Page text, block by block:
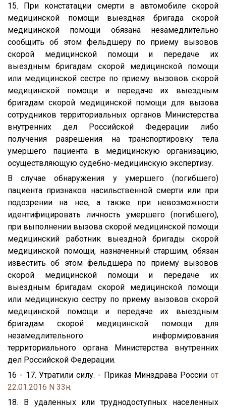
15. При констатации смерти в автомобиле скорой
медицинской помощи выездная бригада скорой
медицинской помощи обязана незамедлительно
сообщить об этом фельдшеру по приему вызовов
скорой медицинской помощи и передаче их
выездным бригадам скорой медицинской помощи
или медицинской сестре по приему вызовов скорой
медицинской помощи и передаче их выездным
бригадам скорой медицинской помощи для вызова
сотрудников территориальных органов Министерства
внутренних дел Российской Федерации либо
получения разрешения на транспортировку тела
умершего пациента в медицинскую организацию,
осуществляющую судебно-медицинскую экспертизу.
В случае обнаружения у умершего (погибшего)
пациента признаков насильственной смерти или при
подозрении на нее, а также при невозможности
идентифицировать личность умершего (погибшего),
при выполнении вызова скорой медицинской помощи
медицинский работник выездной бригады скорой
медицинской помощи, назначенный старшим, обязан
известить об этом фельдшера по приему вызовов
скорой медицинской помощи и передаче их
выездным бригадам скорой медицинской помощи
или медицинскую сестру по приему вызовов скорой
медицинской помощи и передаче их выездным
бригадам скорой медицинской помощи для
незамедлительного информирования
территориального органа Министерства внутренних
дел Российской Федерации.
16 - 17. Утратили силу. - Приказ Минздрава России от
22.01.2016 N 33н.
18. В удаленных или труднодоступных населенных